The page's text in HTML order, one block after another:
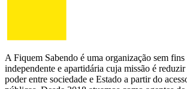
A Fiquem Sabendo é uma organização sem
independente e apartidária cuja missão é
poder entre sociedade e Estado a partir do